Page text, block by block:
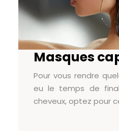
Masques
Pour vous rendre
eu le temps de
cheveux, optez pour